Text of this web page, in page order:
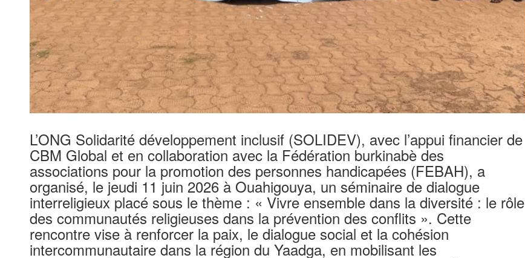
L’ONG Solidarité développement inclusif (SOLIDEV), avec l’appui financier de
CBM Global et en collaboration avec la Fédération burkinabè des
associations pour la promotion des personnes handicapées (FEBAH), a
organisé, le jeudi 11 juin 2026 à Ouahigouya, un séminaire de dialogue
interreligieux placé sous le thème : « Vivre ensemble dans la diversité : le rôle
des communautés religieuses dans la prévention des conflits ». Cette
rencontre vise à renforcer la paix, le dialogue social et la cohésion
intercommunautaire dans la région du Yaadga, en mobilisant les